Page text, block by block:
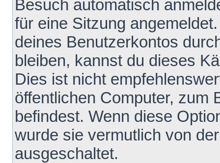
Besuch automatisch
für eine Sitzung
deines Benutzerkontos
bleiben, kannst du dieses
Dies ist nicht
öffentlichen Computer, zum
befindest. Wenn diese
wurde sie vermutlich von
ausgeschaltet.